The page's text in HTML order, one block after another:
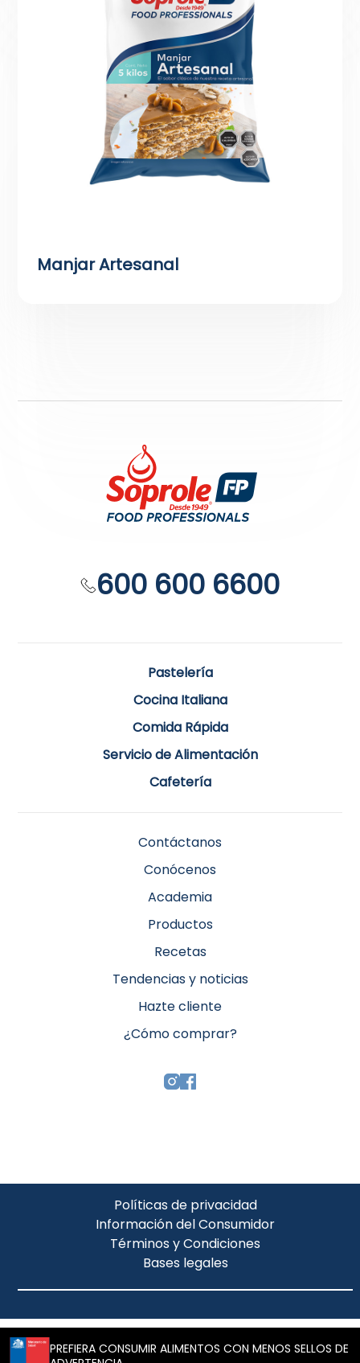
PREFIERA CONSUMIR ALIMENTOS CON MENOS SELLOS DE
Manjar Artesanal
600 600 6600
Pastelería
Cocina Italiana
Comida Rápida
Servicio de Alimentación
Cafetería
Contáctanos
Conócenos
Academia
Productos
Recetas
Tendencias y noticias
Hazte cliente
¿Cómo comprar?
Políticas de privacidad
Información del Consumidor
Términos y Condiciones
Bases legales